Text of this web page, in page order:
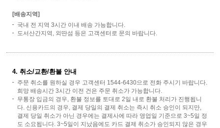
[배송지역]
국내 전 지역 3시간 이내 배송 가능합니다.
도서산간지역, 외딴섬 등은 고객센터로 문의 바랍니다.
4. 취소/교환/환불 안내
주문 취소를 원하실 경우 고객센터 1544-6430으로 전화 주시기 바랍니다.
희망 배송시간 3시간 이전 건은 주문 취소가 가능합니다.
무통장 입금의 경우, 환불 정보를 토대로 2일 내로 환불 처리가 진행됩니
다. 신용카드의 경우, 결제 당일의 결제 취소는 즉시 취소 승인이 되지만,
결제 당일 취소가 아닌 경우에는 결제사에 따라 영업일 기준으로 3~5일 정
도 소요됩니다. 3~5일이 지났음에도 카드 결제 취소가 승인되지 않은 경우